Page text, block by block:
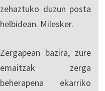
zehaztuko duzun posta
helbidean. Milesker.
Zergapean bazira, zure
emaitzak zerga
beherapena ekarriko